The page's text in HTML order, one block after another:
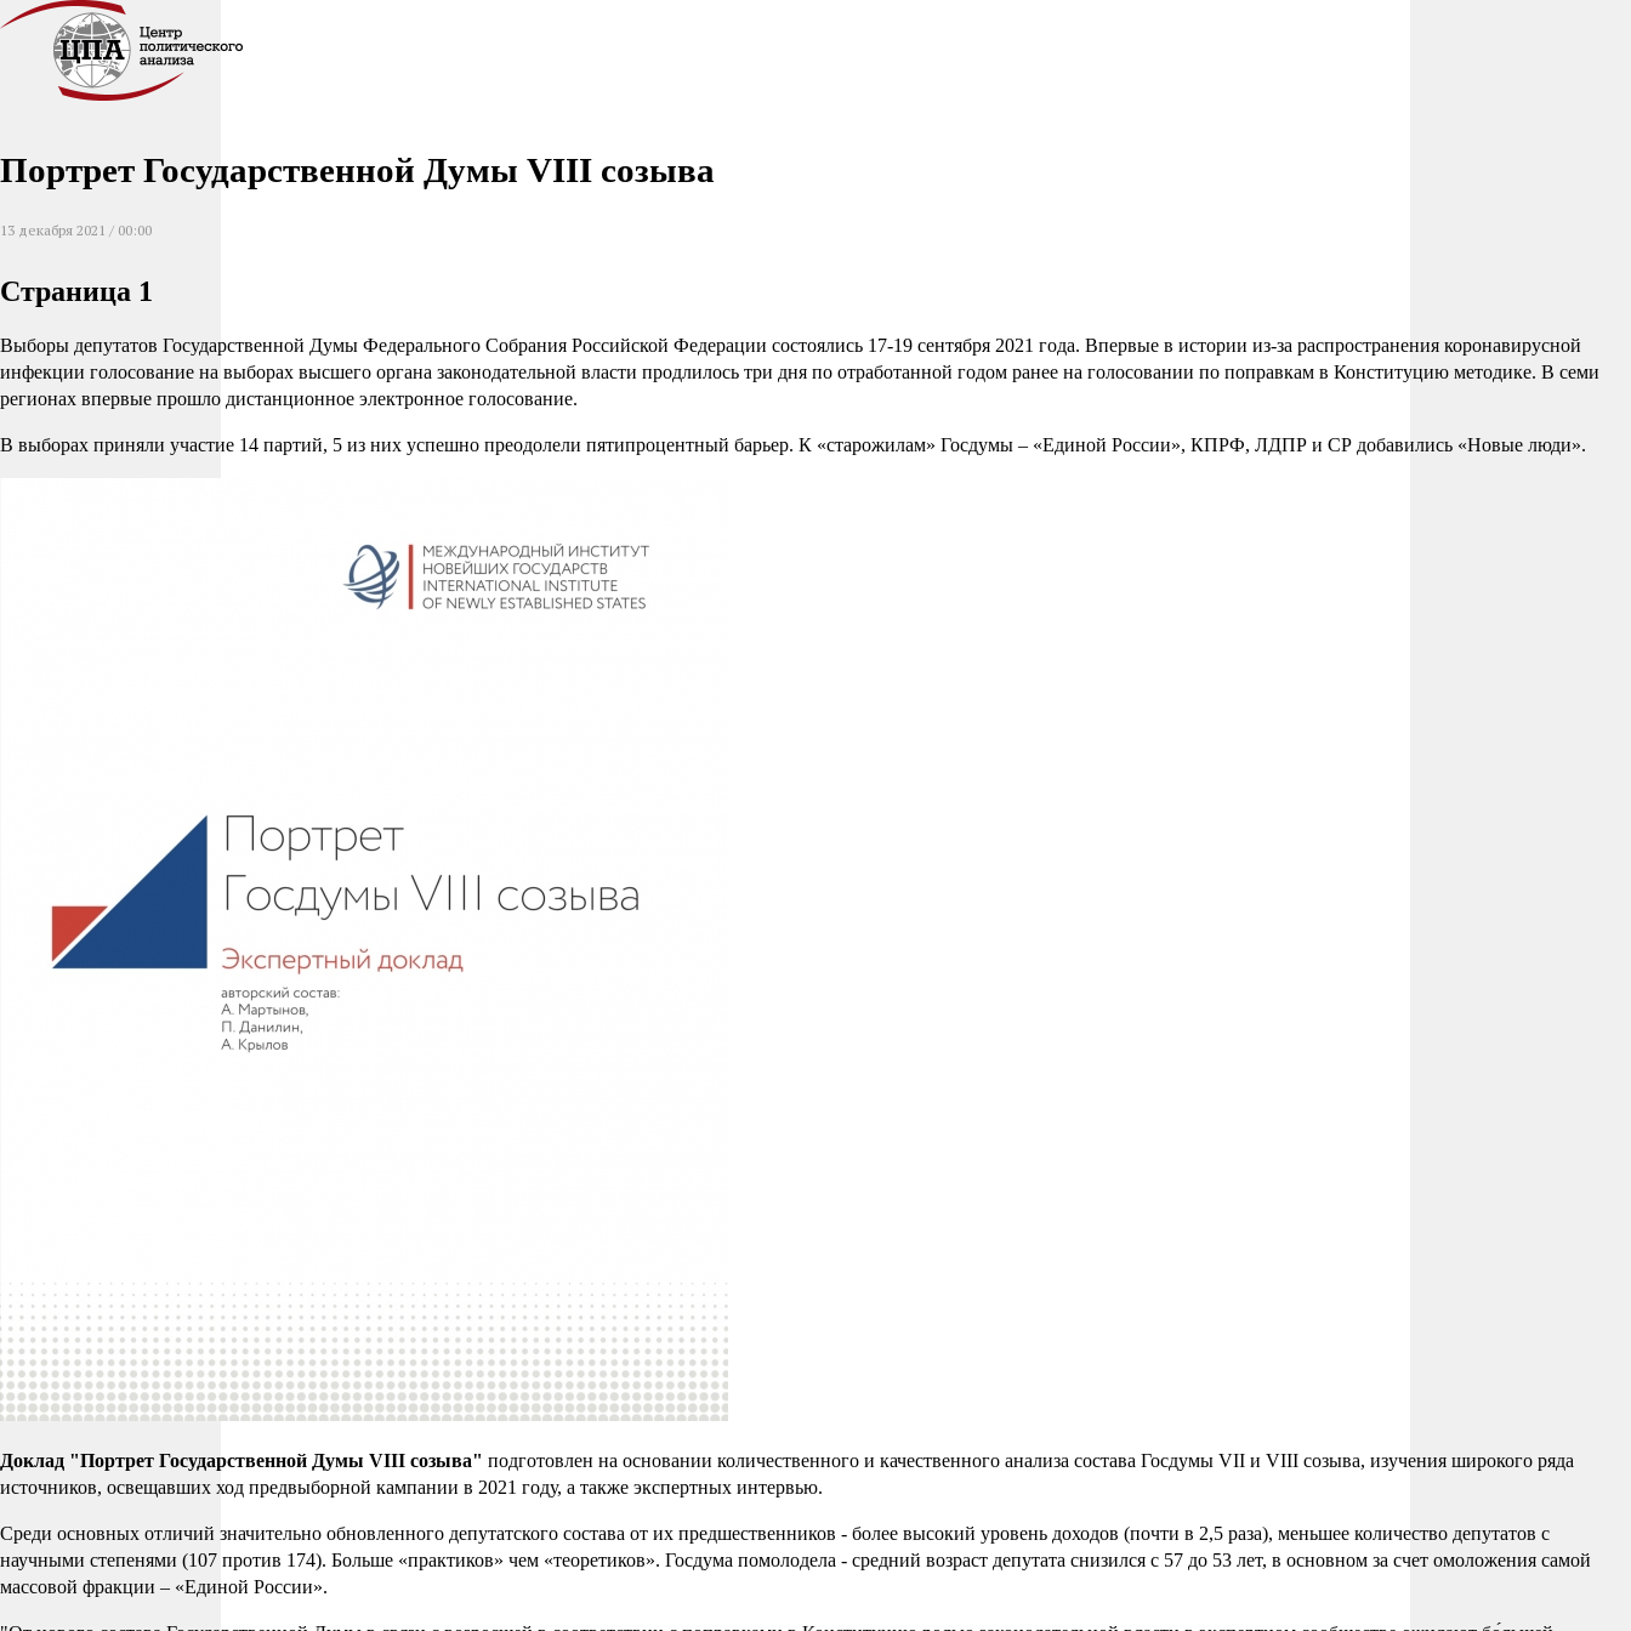
Портрет Государственной Думы VIII созыва
13 декабря 2021 / 00:00
Страница 1
Выборы депутатов Государственной Думы Федерального Собрания Российской Федерации состоялись 17-19 сентября 2021 года. Впервые в истории из-за распространения коронавирусной
инфекции голосование на выборах высшего органа законодательной власти продлилось три дня по отработанной годом ранее на голосовании по поправкам в Конституцию методике. В семи
регионах впервые прошло дистанционное электронное голосование.
В выборах приняли участие 14 партий, 5 из них успешно преодолели пятипроцентный барьер. К «старожилам» Госдумы – «Единой России», КПРФ, ЛДПР и СР добавились «Новые люди».
Доклад "Портрет Государственной Думы VIII созыва" подготовлен на основании количественного и качественного анализа состава Госдумы VII и VIII созыва, изучения широкого ряда
источников, освещавших ход предвыборной кампании в 2021 году, а также экспертных интервью.
Среди основных отличий значительно обновленного депутатского состава от их предшественников - более высокий уровень доходов (почти в 2,5 раза), меньшее количество депутатов с
научными степенями (107 против 174). Больше «практиков» чем «теоретиков». Госдума помолодела - средний возраст депутата снизился с 57 до 53 лет, в основном за счет омоложения самой
массовой фракции – «Единой России».